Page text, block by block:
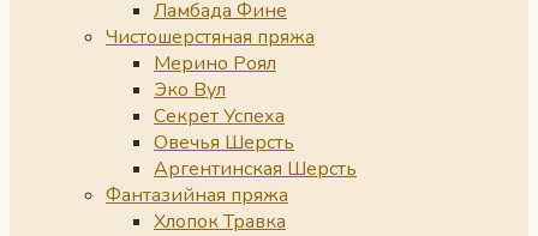
Ламбада Фине
Чистошерстяная пряжа
Мерино Роял
Эко Вул
Секрет Успеха
Овечья Шерсть
Аргентинская Шерсть
Фантазийная пряжа
Хлопок Травка